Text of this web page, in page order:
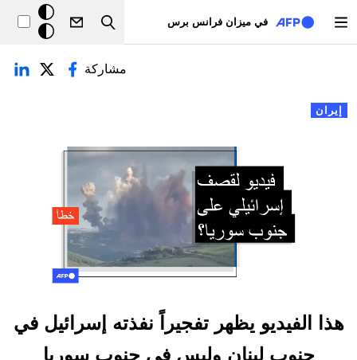
في ميزان فرانس برس
Search
خلفيّة
داكنة
التبويبات الأساسية
إيران
مشاركة
هذا الفيديو يظهر تفجيراً نفذته إسرائيل في
جنوب لبنان وليس في جنوب سوريا